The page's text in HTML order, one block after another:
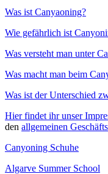
Was ist Canyaoning?
Wie gefährlich ist
Was versteht man unter
Was macht man beim
Was ist der Unterschied
Hier findet ihr unser
den allgemeinen
Canyoning Schuhe
Algarve Summer School